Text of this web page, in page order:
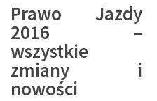
Prawo Jazdy
2016 –
wszystkie
zmiany i
nowości